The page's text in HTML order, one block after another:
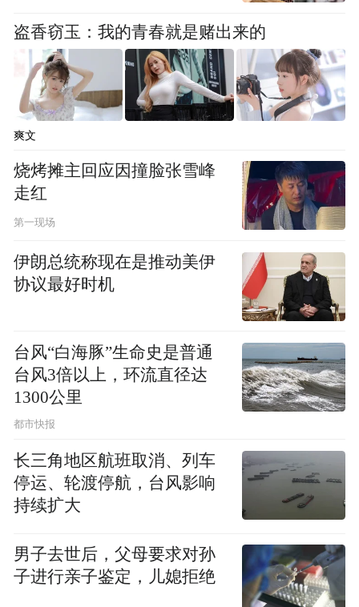
随后，双方在会议室举行简约的捐赠仪式。
永兴大和尚代表湖南省佛慈基金会向七甲溪
红军学校捐赠善款15万元，用于学校采购智
慧黑板等教育教学设施。符辰海校长代表学
校向永兴大和尚呈上爱心证书，表达全体师
生对湖南省佛慈基金会的敬意和感谢。七甲
溪红军学校副校长周丰淼及教师代表一同出
席并见证了这一温暖时刻。
动、多样化的教学内容展示方式。可以迅速
提升学校的教学硬件设施水平，使学校的教
盗香窃玉：我的青春就是赌出来的
爽文
烧烤摊主回应因撞脸张雪峰
走红
第一现场
伊朗总统称现在是推动美伊
协议最好时机
台风“白海豚”生命史是普通
台风3倍以上，环流直径达
1300公里
都市快报
长三角地区航班取消、列车
停运、轮渡停航，台风影响
持续扩大
男子去世后，父母要求对孙
子进行亲子鉴定，儿媳拒绝